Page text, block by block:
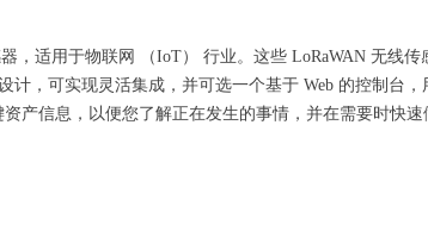
，适用于物联网 （IoT） 行业。这些 LoRaWAN 无线
，可实现灵活集成，并可选一个基于 Web 的控制台
产信息，以便您了解正在发生的事情，并在需要时快